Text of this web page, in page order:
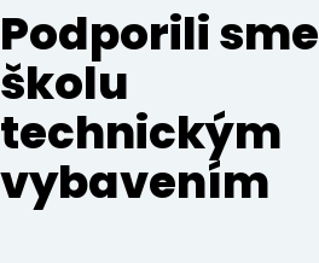
Podporili sme
školu
technickým
vybavením